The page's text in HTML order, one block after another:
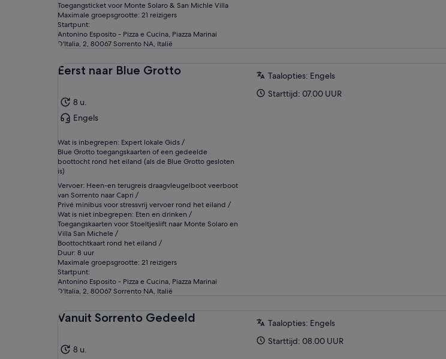
Toegangsticket voor Monte Solaro & San Michle Villa
Maximale groepsgrootte: 21 reizigers
Startpunt:
Antonino Esposito - Pizza e Cucina, Piazza Marinai
D'Italia, 2, 80067 Sorrento NA, Italië
Eerst naar Blue Grotto
8 u.
Engels
Wat is inbegrepen: Expert lokale Gids /
Blue Grotto toegangskaarten of een gedeelde
boottocht rond het eiland (als de Blue Grotto gesloten
is)
Vervoer: Heen-en terugreis draagvleugelboot veerboot
van Sorrento naar Capri /
Privé minibus voor stressvrij vervoer rond het eiland /
Wat is niet inbegrepen: Eten en drinken /
Toegangskaarten voor Stoeltjeslift naar Monte Solaro en
Villa San Michele /
Boottochtkaart rond het eiland /
Duur: 8 uur
Maximale groepsgrootte: 21 reizigers
Startpunt:
Antonino Esposito - Pizza e Cucina, Piazza Marinai
D'Italia, 2, 80067 Sorrento NA, Italië
Taalopties: Engels
Starttijd: 07.00 UUR
Vanuit Sorrento Gedeeld
8 u.
Taalopties: Engels
Starttijd: 08.00 UUR